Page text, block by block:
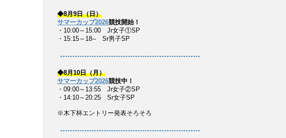
◆8月9日（日）
サマーカップ2026競技開始！
・10:00～15:00 Jr女子①SP
・15:15～18-- Sr男子SP
◆8月10日（月）
サマーカップ2026競技中！
・09:00～13:55 Jr女子②SP
・14:10～20:25 Sr女子SP
※木下杯エントリー発表そろそろ